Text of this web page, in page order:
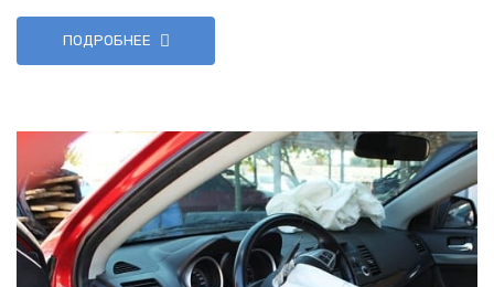
ПОДРОБНЕЕ